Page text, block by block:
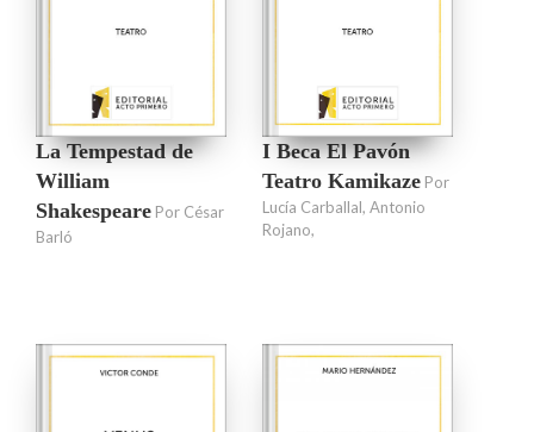
La Tempestad de
William
Shakespeare Por César
Barló
I Beca El Pavón
Teatro Kamikaze Por
Lucía Carballal, Antonio
Rojano,